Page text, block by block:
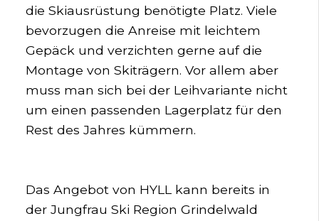
die Skiausrüstung benötigte Platz. Viele
bevorzugen die Anreise mit leichtem
Gepäck und verzichten gerne auf die
Montage von Skiträgern. Vor allem aber
muss man sich bei der Leihvariante nicht
um einen passenden Lagerplatz für den
Rest des Jahres kümmern.
Das Angebot von HYLL kann bereits in
der Jungfrau Ski Region Grindelwald